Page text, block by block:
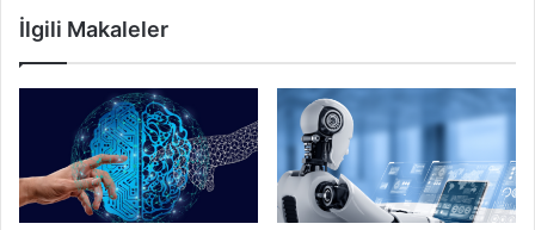
Destek Arayışı:Eğer teknoloji bağımlılığı ciddi bir sorun
haline gelmişse, profesyonel yardım almayı düşünmek
önemlidir. Bir terapist veya danışman, size teknoloji
bağımlılığıyla mücadele etme konusunda rehberlik edebilir
ve size özelleştirilmiş stratejiler sunabilir. Aynı zamanda
destek gruplarına katılarak diğer insanlarla deneyimlerinizi
paylaşabilir ve motivasyon bulabilirsiniz.
İlgili Makaleler